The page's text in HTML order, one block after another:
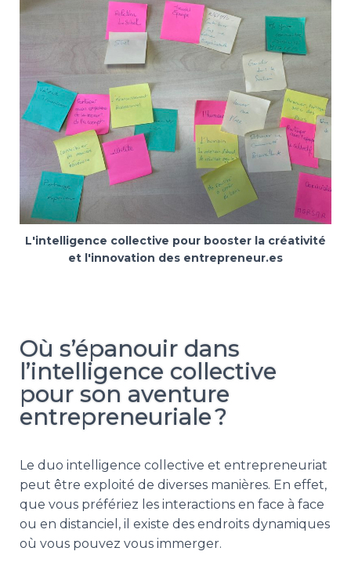
L'intelligence collective pour booster la créativité
et l'innovation des entrepreneur.es
Où s’épanouir dans
l’intelligence collective
pour son aventure
entrepreneuriale ?
Le duo intelligence collective et entrepreneuriat
peut être exploité de diverses manières. En effet,
que vous préfériez les interactions en face à face
ou en distanciel, il existe des endroits dynamiques
où vous pouvez vous immerger.